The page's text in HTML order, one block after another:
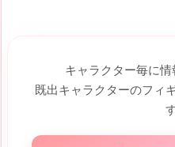
キャラクター毎に情
既出キャラクターのフィ